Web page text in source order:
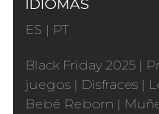
IDIOMAS
ES | PT
Black Friday 2025 |
juegos | Disfraces |
Bebé Reborn |